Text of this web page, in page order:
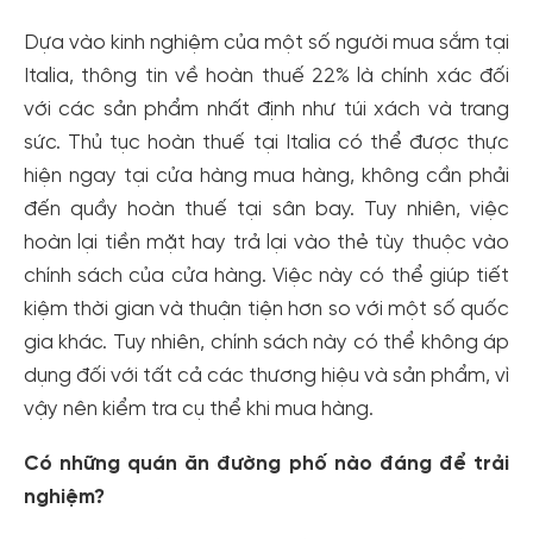
Dựa vào kinh nghiệm của một số người mua sắm tại
Italia, thông tin về hoàn thuế 22% là chính xác đối
với các sản phẩm nhất định như túi xách và trang
sức. Thủ tục hoàn thuế tại Italia có thể được thực
hiện ngay tại cửa hàng mua hàng, không cần phải
đến quầy hoàn thuế tại sân bay. Tuy nhiên, việc
hoàn lại tiền mặt hay trả lại vào thẻ tùy thuộc vào
chính sách của cửa hàng. Việc này có thể giúp tiết
kiệm thời gian và thuận tiện hơn so với một số quốc
gia khác. Tuy nhiên, chính sách này có thể không áp
dụng đối với tất cả các thương hiệu và sản phẩm, vì
vậy nên kiểm tra cụ thể khi mua hàng.
Có những quán ăn đường phố nào đáng để trải
nghiệm?